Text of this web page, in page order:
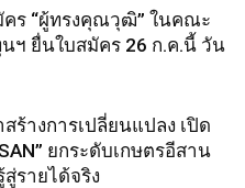
คร “ผู้ทรงคุณวุฒิ” ในคณะ
ฯ ยื่นใบสมัคร 26 ก.ค.นี้ วัน
ร้างการเปลี่ยนแปลง เปิด
ยกระดับเกษตรอีสาน
รายได้จริง